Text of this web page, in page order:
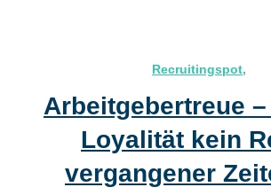
Recruitingspot,
Arbeitgebertreue
Loyalität kein
vergangener